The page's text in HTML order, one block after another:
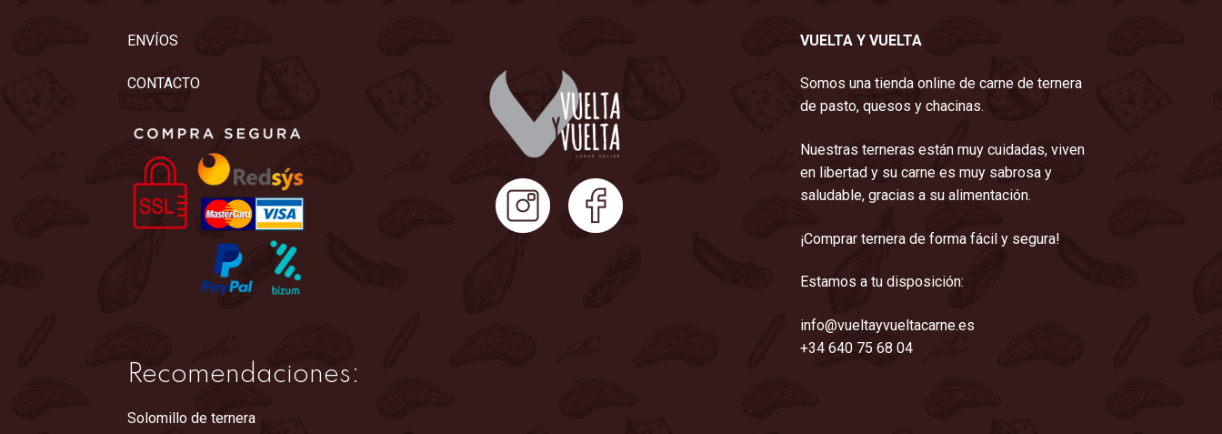
la
de
producto
ENVÍOS
CONTACTO
Recomendaciones:
Solomillo de ternera
VUELTA Y VUELTA
Somos una tienda online de carne de ternera
de pasto, quesos y chacinas.
Nuestras terneras están muy cuidadas, viven
en libertad y su carne es muy sabrosa y
saludable, gracias a su alimentación.
¡Comprar ternera de forma fácil y segura!
Estamos a tu disposición:
info@vueltayvueltacarne.es
+34 640 75 68 04